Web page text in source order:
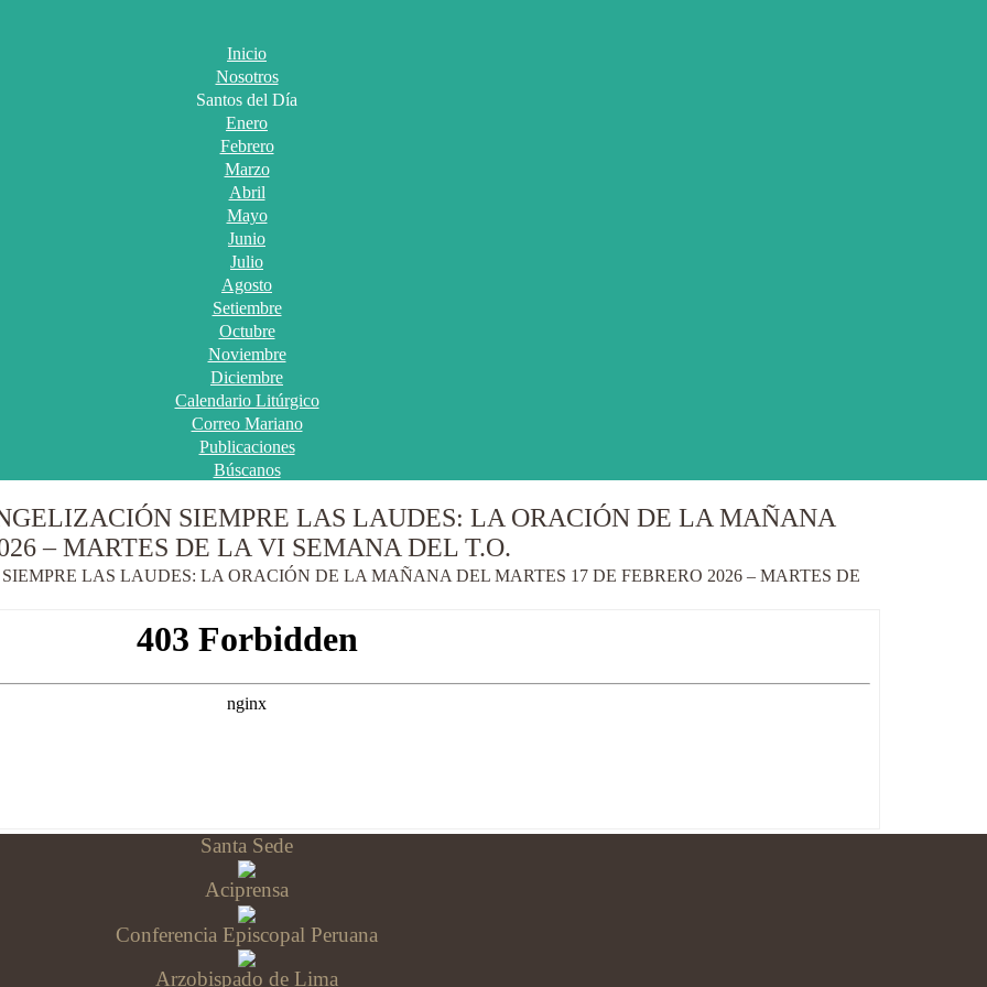
Inicio
Nosotros
Santos del Día
Enero
Febrero
Marzo
Abril
Mayo
Junio
Julio
Agosto
Setiembre
Octubre
Noviembre
Diciembre
Calendario Litúrgico
Correo Mariano
Publicaciones
Búscanos
SIEMPRE LAS LAUDES: LA ORACIÓN DE LA MAÑANA
– MARTES DE LA VI SEMANA DEL T.O.
LAS LAUDES: LA ORACIÓN DE LA MAÑANA DEL MARTES 17 DE FEBRERO 2026 – MARTES DE
Santa Sede
Aciprensa
Conferencia Episcopal Peruana
Arzobispado de Lima